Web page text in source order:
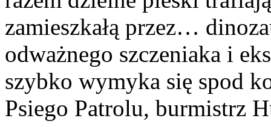
zamieszkałą przez…
odważnego szczeniaka i
szybko wymyka się spod
Psiego Patrolu, burmistrz